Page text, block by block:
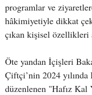
programlar ve
hâkimiyetiyle dikkat
çıkan kişisel özellikleri
Öte yandan İçişleri
Çiftçi’nin 2024 yılında
düzenlenen "Hafız Kal